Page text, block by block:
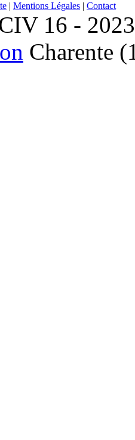
| Mentions Légales | Contact
16 -
Charente